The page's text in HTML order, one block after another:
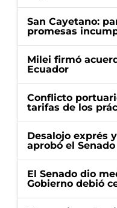
San Cayetano:
promesas
Milei firmó
Ecuador
Conflicto
tarifas de los
Desalojo exprés
aprobó el Senado
El Senado dio
Gobierno debió